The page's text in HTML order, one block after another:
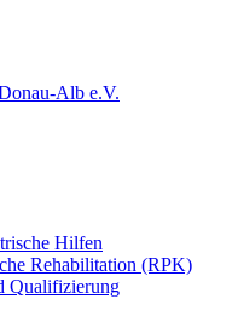
Hilfen
Rehabilitation (RPK)
Qualifizierung